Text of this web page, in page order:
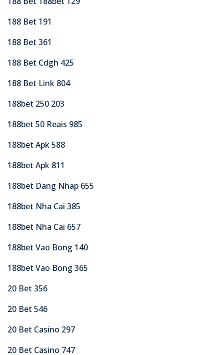
188 Bet 191
188 Bet 361
188 Bet Cdgh 425
188 Bet Link 804
188bet 250 203
188bet 50 Reais 985
188bet Apk 588
188bet Apk 811
188bet Dang Nhap 655
188bet Nha Cai 385
188bet Nha Cai 657
188bet Vao Bong 140
188bet Vao Bong 365
20 Bet 356
20 Bet 546
20 Bet Casino 297
20 Bet Casino 747